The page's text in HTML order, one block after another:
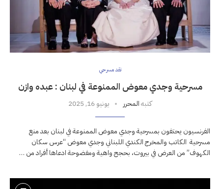
نقد مسرحي
مسرحية وجدي معوض الممنوعة في لبنان : عبده وازن
كتبهالمحرر يونيو 16, 2025
الفرنسيون يحتفون بمسرحية وجدي معوض الممنوعة في لبنان بعد منع
مسرحية الكاتب والمخرج الكندي اللبناني وجدي معوض “عرس سكان
الكهوف” من العرض في بيروت، بحجج واهية ومفضوحة ادعاها أفراد من …